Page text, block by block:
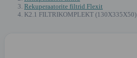
Rekuperaatorite filtrid Flexit
K2.1 FILTRIKOMPLEKT (130X335X50)